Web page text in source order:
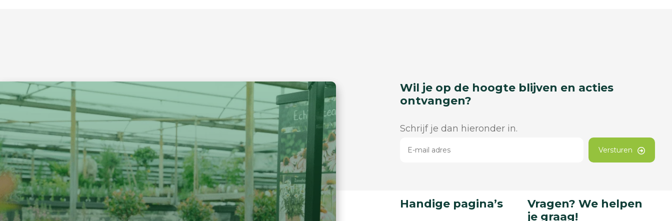
Wil je op de hoogte blijven en acties
ontvangen?
Schrijf je dan hieronder in.
Versturen
Handige pagina’s
Vragen? We helpen
je graag!